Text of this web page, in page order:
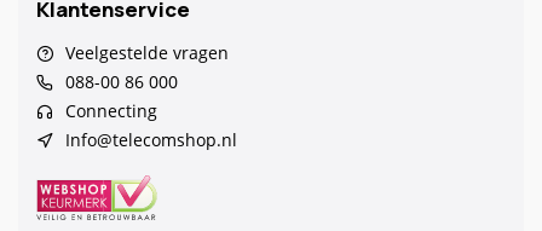
Klantenservice
Veelgestelde vragen
088-00 86 000
Connecting
Info@telecomshop.nl